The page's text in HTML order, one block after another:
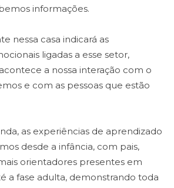
informações.
nessa casa indicará as
ligadas a esse setor,
a nossa interação com o
e com as pessoas que estão
as experiências de aprendizado
desde a infância, com pais,
orientadores presentes em
a fase adulta, demonstrando toda